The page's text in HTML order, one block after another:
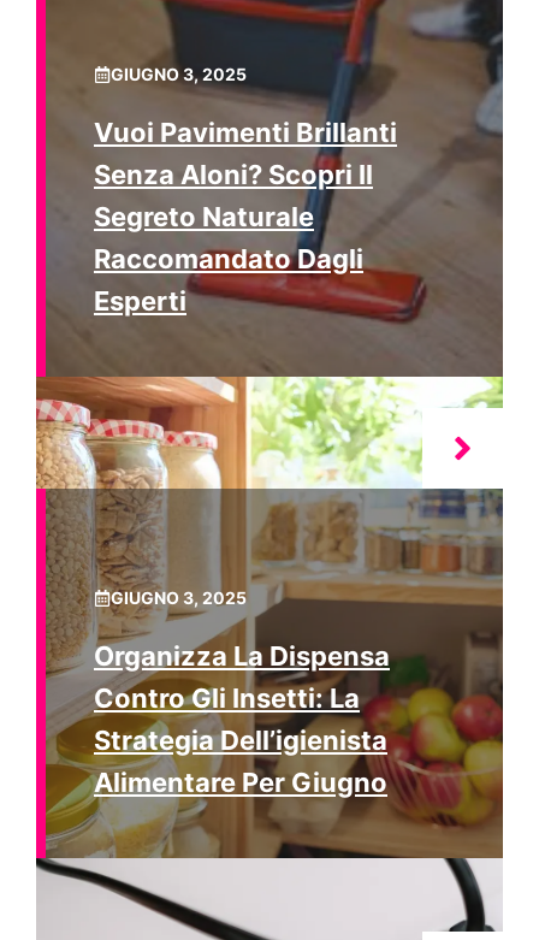
GIUGNO 3, 2025
Vuoi Pavimenti Brillanti
Senza Aloni? Scopri Il
Segreto Naturale
Raccomandato Dagli
Esperti
GIUGNO 3, 2025
Organizza La Dispensa
Contro Gli Insetti: La
Strategia Dell’igienista
Alimentare Per Giugno